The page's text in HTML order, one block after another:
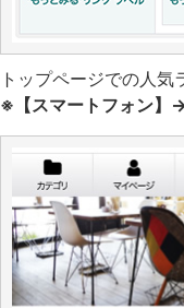
トップページでの人
※【スマートフォン】